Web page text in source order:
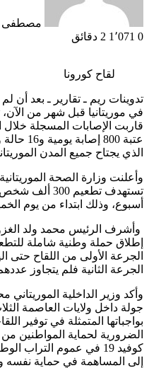
مصطفى
0
2 دقائق
لقاح كورونا
تدوينات ريم ـ تقارير ـ بعد أن
في موريتانيا قبل شهر من الآن،
قاربت الإصابات المسجلة خلال
عتبة
الذي يجتاح جميع المدن
وأعلنت وزارة الصحة
تستهدف
أسبوع، وذلك ابتداء من يوم الخميس المقبل
وأشرف الرئيس محمد ولد
إطلاق حملة وطنية شاملة
الجرعة الثانية فلم يتجاوز عددهم
وأكد وزير الداخلية
جولة داخل ولايات العاصمة
بواجباتها المتمثلة في توفير
الضرورية لحماية المواطنين
كوفيد 19 في عموم
إلى المساهمة في حماية نفسه